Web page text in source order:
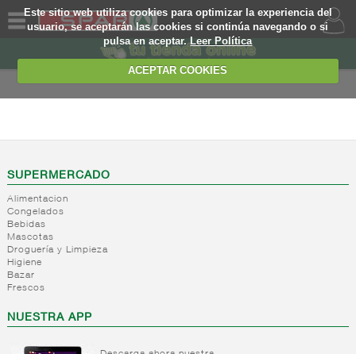
Este sitio web utiliza cookies para optimizar la experiencia del
usuario, se aceptarán las cookies si continúa navegando o si
pulsa en aceptar.Leer Política
ACEPTAR COOKIES
SOMOS
WEB
EJEMPLO
Bolsa
plastico
Bolsa
otros
materiales
Pintura
Accesorios
Combustion
Jardin
Deporte +
Accesorios
Textil +
SUPERMERCADO
Alimentacion
Congelados
Bebidas
Mascotas
Droguería y Limpieza
Higiene
Bazar
Frescos
NUESTRA APP